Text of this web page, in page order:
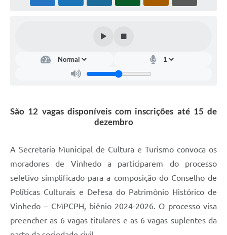
Sistema de Protocolo
Listagem dos CEPs de Vinhedo
Acesso à Informação
Contratos
Associação dos Servidores Públicos Municipais de
Vinhedo
Audiências Públicas
São 12 vagas disponíveis com inscrições até 15 de
dezembro
A Secretaria Municipal de Cultura e Turismo convoca os
moradores de Vinhedo a participarem do processo
seletivo simplificado para a composição do Conselho de
Políticas Culturais e Defesa do Patrimônio Histórico de
Vinhedo – CMPCPH, biênio 2024-2026. O processo visa
preencher as 6 vagas titulares e as 6 vagas suplentes da